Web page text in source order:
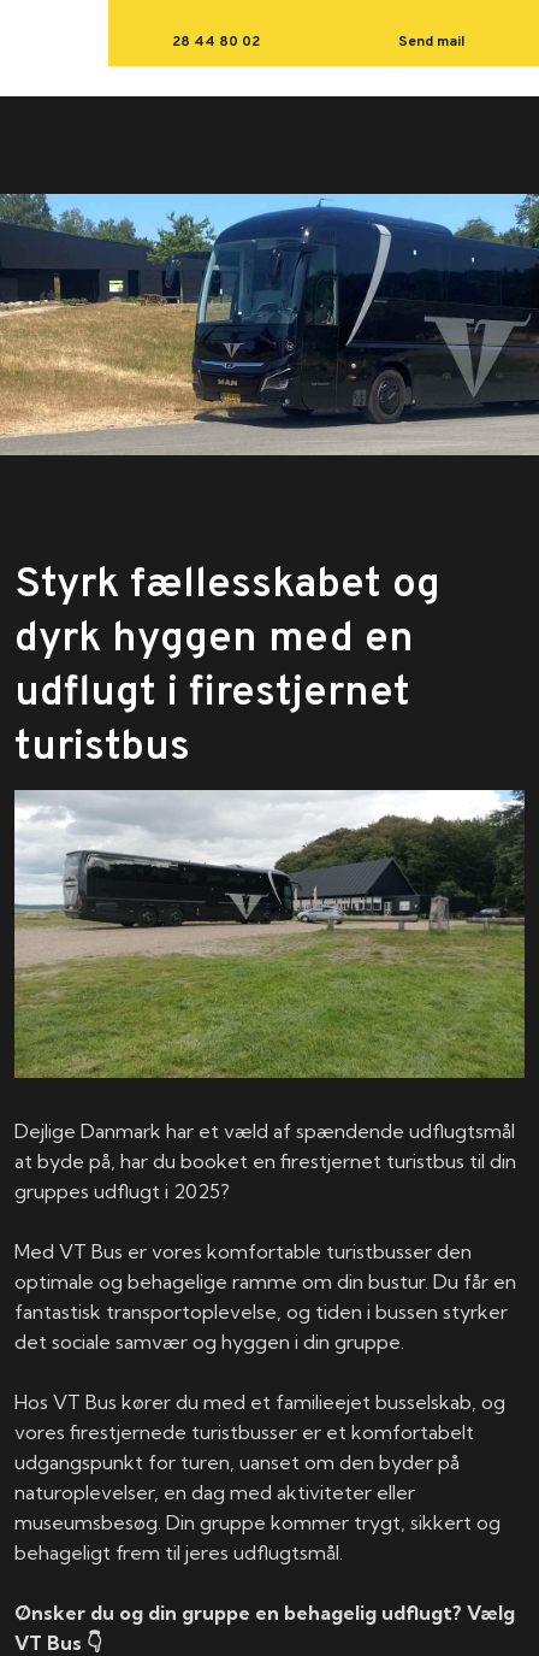
28 44 80 02 Send mail
​Styrk fællesskabet og
dyrk hyggen med en
udflugt i firestjernet
turistbus
Dejlige Danmark har et væld af spændende udflugtsmål
at byde på, har du booket en firestjernet turistbus til din
gruppes udflugt i 2025?
Med VT Bus er vores komfortable turistbusser den
optimale og behagelige ramme om din bustur. Du får en
fantastisk transportoplevelse, og tiden i bussen styrker
det sociale samvær og hyggen i din gruppe.
Hos VT Bus kører du med et familieejet busselskab, og
vores firestjernede turistbusser er et komfortabelt
udgangspunkt for turen, uanset om den byder på
naturoplevelser, en dag med aktiviteter eller
museumsbesøg. Din gruppe kommer trygt, sikkert og
behageligt frem til jeres udflugtsmål.
Ønsker du og din gruppe en behagelig udflugt? Vælg
VT Bus 👇